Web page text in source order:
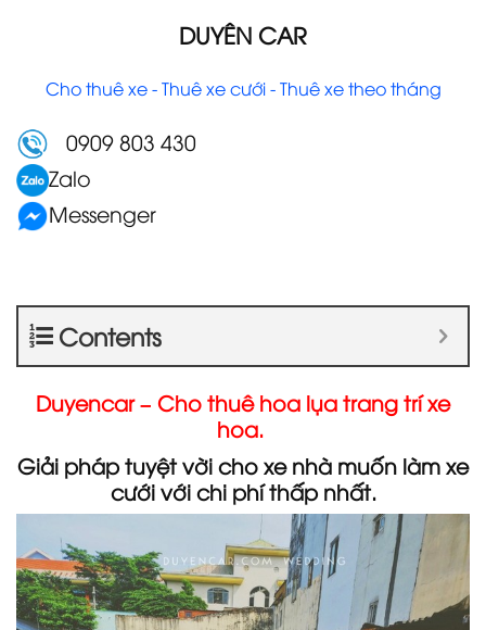
DUYÊN CAR
Cho thuê xe - Thuê xe cưới - Thuê xe theo tháng
0909 803 430
Zalo
Messenger
Contents
Duyencar – Cho thuê hoa lụa trang trí xe
hoa.
Giải pháp tuyệt vời cho xe nhà muốn làm xe
cưới với chi phí thấp nhất.